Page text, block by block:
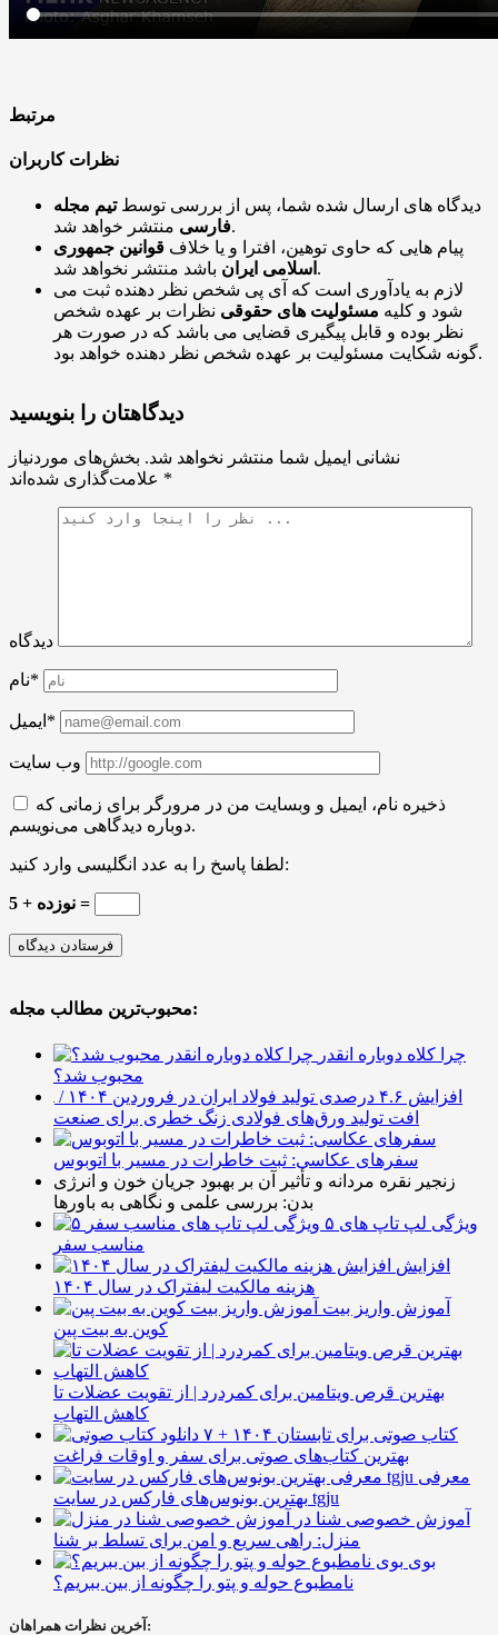
مرتبط
نظرات کاربران
دیدگاه های ارسال شده شما، پس از بررسی توسطتیم مجله
فارسیمنتشر خواهد شد.
پیام هایی که حاوی توهین، افترا و یا خلاف قوانین جمهوری
اسلامی ایران باشد منتشر نخواهد شد.
لازم به یادآوری است که آی پی شخص نظر دهنده ثبت می
شود و کلیه مسئولیت های حقوقی نظرات بر عهده شخص
نظر بوده و قابل پیگیری قضایی می باشد که در صورت هر
گونه شکایت مسئولیت بر عهده شخص نظر دهنده خواهد بود.
دیدگاهتان را بنویسید
نشانی ایمیل شما منتشر نخواهد شد. بخش‌های موردنیاز
*
دیدگاه
نام*
ایمیل*
وب سایت
ذخیره نام، ایمیل و وبسایت من در مرورگر برای زمانی که
دوباره دیدگاهی می‌نویسم.
لطفا پاسخ را به عدد انگلیسی وارد کنید:
5 + نوزده =
محبوب‌ترین مطالب مجله:
چرا کلاه دوباره انقدر
محبوب شد؟
افزایش ۴.۶ درصدی تولید فولاد ایران در فروردین ۱۴۰۴ /
افت تولید ورق‌های فولادی زنگ خطری برای صنعت
سفرهای عکاسی: ثبت خاطرات در مسیر با اتوبوس
زنجیر نقره مردانه و تأثیر آن بر بهبود جریان خون و انرژی
بدن: بررسی علمی و نگاهی به باورها
۵ ویژگی لپ تاپ های
مناسب سفر
افزایش
هزینه مالکیت لیفتراک در سال ۱۴۰۴
آموزش واریز بیت
کوین به بیت پین
بهترین قرص ویتامین برای کمردرد | از تقویت عضلات تا
کاهش التهاب
۷ کتاب صوتی برای تابستان ۱۴۰۴ +
بهترین کتاب‌های صوتی برای سفر و اوقات فراغت
معرفی
بهترین بونوس‌های فارکس در سایت tgju
آموزش خصوصی شنا در
منزل: راهی سریع و امن برای تسلط بر شنا
بوی
نامطبوع حوله و پتو را چگونه از بین ببریم؟
آخرین نظرات همراهان: